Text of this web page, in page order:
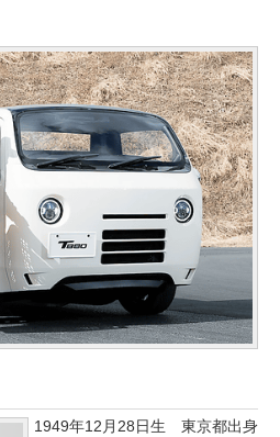
1949年12月28日生 東京都出身